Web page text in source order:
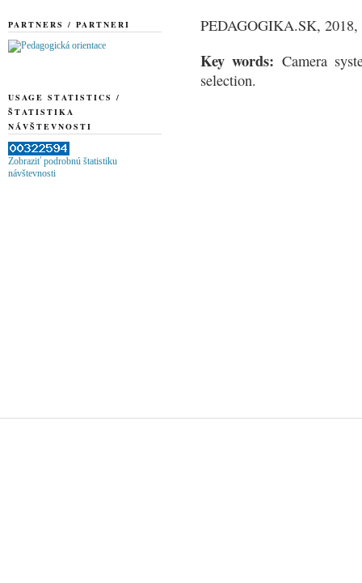
PEDAGOGIKA.SK,
Key words: Camera
selection.
PARTNERS / PARTNERI
USAGE STATISTICS /
ŠTATISTIKA
NÁVŠTEVNOSTI
Zobraziť podrobnú štatistiku
návštevnosti